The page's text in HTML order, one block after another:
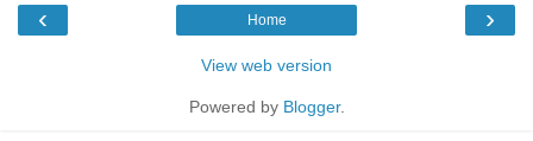
‹ ›
Home
View web version
Powered by Blogger.